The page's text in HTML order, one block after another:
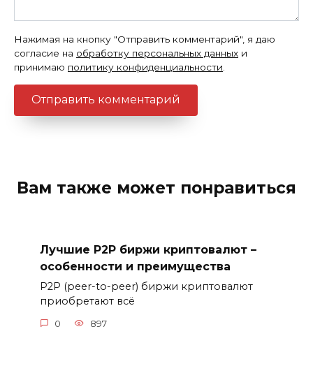
Нажимая на кнопку "Отправить комментарий", я даю
согласие на обработку персональных данных и
принимаю политику конфиденциальности
Вам также может понравиться
Лучшие P2P биржи криптовалют –
особенности и преимущества
P2P (peer-to-peer) биржи криптовалют
приобретают всё
0 897